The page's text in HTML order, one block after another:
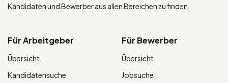
Kandidaten und Bewerber aus allen Bereichen zu finden.
Für Arbeitgeber
Übersicht
Kandidatensuche
Für Bewerber
Übersicht
Jobsuche